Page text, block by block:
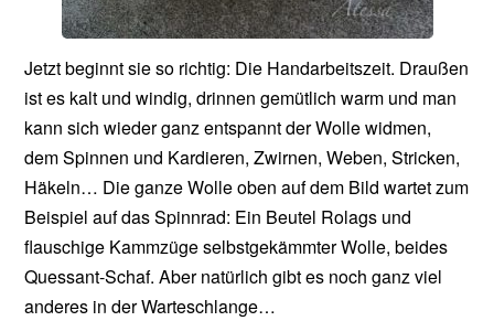
Jetzt beginnt sie so richtig: Die Handarbeitszeit. Draußen
ist es kalt und windig, drinnen gemütlich warm und man
kann sich wieder ganz entspannt der Wolle widmen,
dem Spinnen und Kardieren, Zwirnen, Weben, Stricken,
Häkeln… Die ganze Wolle oben auf dem Bild wartet zum
Beispiel auf das Spinnrad: Ein Beutel Rolags und
flauschige Kammzüge selbstgekämmter Wolle, beides
Quessant-Schaf. Aber natürlich gibt es noch ganz viel
anderes in der Warteschlange…